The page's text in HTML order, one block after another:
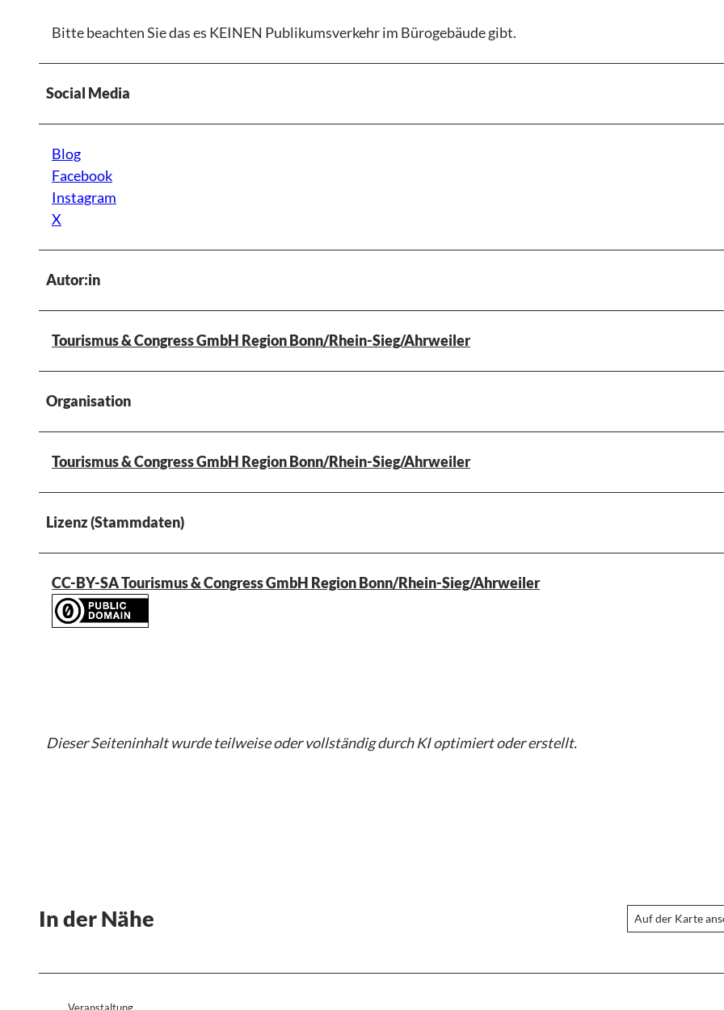
Bitte beachten Sie das es KEINEN Publikumsverkehr im Bürogebäude gibt.
Social Media
Blog
Facebook
Instagram
X
Autor:in
Tourismus & Congress GmbH Region Bonn/Rhein-Sieg/Ahrweiler
Organisation
Tourismus & Congress GmbH Region Bonn/Rhein-Sieg/Ahrweiler
Lizenz (Stammdaten)
CC-BY-SA Tourismus & Congress GmbH Region Bonn/Rhein-Sieg/Ahrweiler
Dieser Seiteninhalt wurde teilweise oder vollständig durch KI optimiert oder erstellt.
In der Nähe Auf der Karte
Veranstaltung